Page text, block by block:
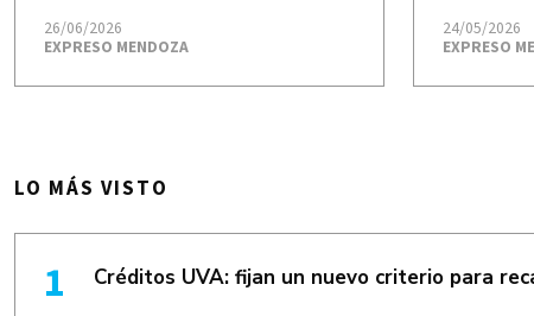
EXPRESO MENDOZA
26/06/2026
EXPRESO
24/05/2026
LO MÁS VISTO
Créditos UVA: fijan un nuevo criterio para